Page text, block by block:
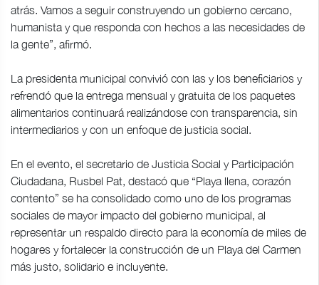
atrás. Vamos a seguir construyendo un gobierno cercano,
humanista y que responda con hechos a las necesidades de
la gente”, afirmó.
La presidenta municipal convivió con las y los beneficiarios y
refrendó que la entrega mensual y gratuita de los paquetes
alimentarios continuará realizándose con transparencia, sin
intermediarios y con un enfoque de justicia social.
En el evento, el secretario de Justicia Social y Participación
Ciudadana, Rusbel Pat, destacó que “Playa llena, corazón
contento” se ha consolidado como uno de los programas
sociales de mayor impacto del gobierno municipal, al
representar un respaldo directo para la economía de miles de
hogares y fortalecer la construcción de un Playa del Carmen
más justo, solidario e incluyente.